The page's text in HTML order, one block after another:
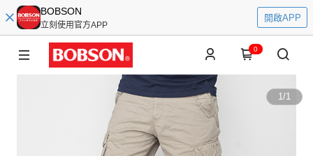
BOBSON
立刻使用官方APP
開啟APP
0
1/1